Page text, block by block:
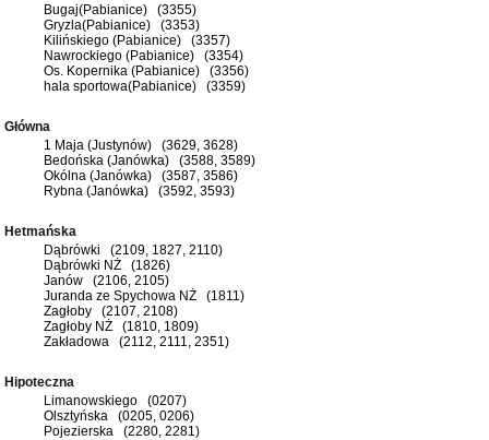
Bugaj(Pabianice) (3355)
Gryzla(Pabianice) (3353)
Kilińskiego (Pabianice) (3357)
Nawrockiego (Pabianice) (3354)
Os. Kopernika (Pabianice) (3356)
hala sportowa(Pabianice) (3359)
Główna
1 Maja (Justynów) (3629, 3628)
Bedońska (Janówka) (3588, 3589)
Okólna (Janówka) (3587, 3586)
Rybna (Janówka) (3592, 3593)
Hetmańska
Dąbrówki (2109, 1827, 2110)
Dąbrówki NŻ (1826)
Janów (2106, 2105)
Juranda ze Spychowa NŻ (1811)
Zagłoby (2107, 2108)
Zagłoby NŻ (1810, 1809)
Zakładowa (2112, 2111, 2351)
Hipoteczna
Limanowskiego (0207)
Olsztyńska (0205, 0206)
Pojezierska (2280, 2281)